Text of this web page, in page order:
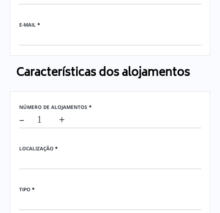
E-MAIL *
Características dos alojamentos
NÚMERO DE ALOJAMENTOS *
– +
LOCALIZAÇÃO *
TIPO *